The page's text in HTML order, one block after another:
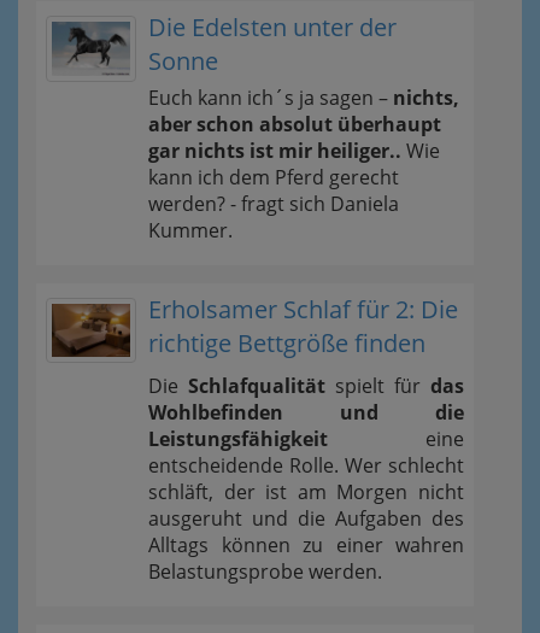
Die Edelsten unter der
Sonne
Euch kann ich´s ja sagen – nichts,
aber schon absolut überhaupt
gar nichts ist mir heiliger.. Wie
kann ich dem Pferd gerecht
werden? - fragt sich Daniela
Kummer.
Erholsamer Schlaf für 2: Die
richtige Bettgröße finden
Die Schlafqualität spielt für das
Wohlbefinden und die
Leistungsfähigkeit eine
entscheidende Rolle. Wer schlecht
schläft, der ist am Morgen nicht
ausgeruht und die Aufgaben des
Alltags können zu einer wahren
Belastungsprobe werden.